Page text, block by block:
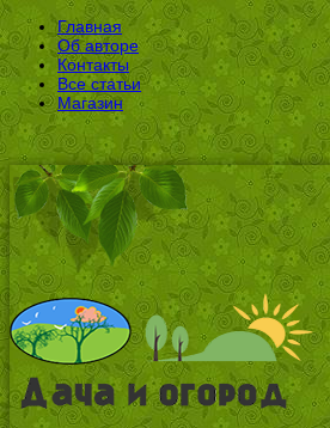
Главная
Об авторе
Контакты
Все статьи
Магазин